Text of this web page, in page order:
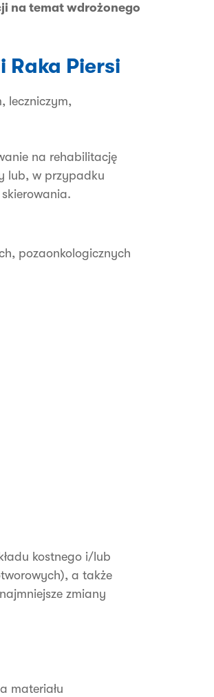
na temat wdrożonego
Raka Piersi
leczniczym,
na rehabilitację
lub, w przypadku
pozaonkologicznych
kostnego i/lub
a także
zmiany
materiału